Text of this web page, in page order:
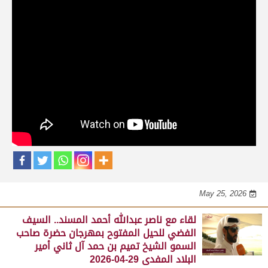
May 25, 2026
لقاء مع جابر بن سالم بن فاران.. مضمر هجن الشحانية الفائز
بالسيف الذهبي للحيل المفتوح بميدان الوثبة 22-05-2026
May 25, 2026
لقاء مع ناصر عبدالله أحمد المسند.. السيف
الفضي للحيل المفتوح بمهرجان حضرة صاحب
السمو الشيخ تميم بن حمد آل ثاني أمير
البلاد المفدى 29-04-2026